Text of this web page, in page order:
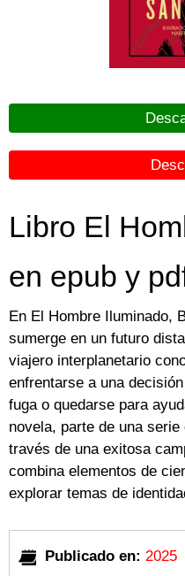
Libro El
en epub y
En El Hombre Iluminado,
sumerge en un futuro
viajero interplanetario
enfrentarse a una
fuga o quedarse para
novela, parte de una
través de una exitosa
combina elementos de
explorar temas de
Publicado en: 2025